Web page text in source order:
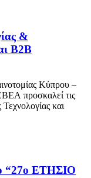
&
B2B
Κύπρου –
προσκαλεί τις
και
“27ο ΕΤΗΣΙΟ